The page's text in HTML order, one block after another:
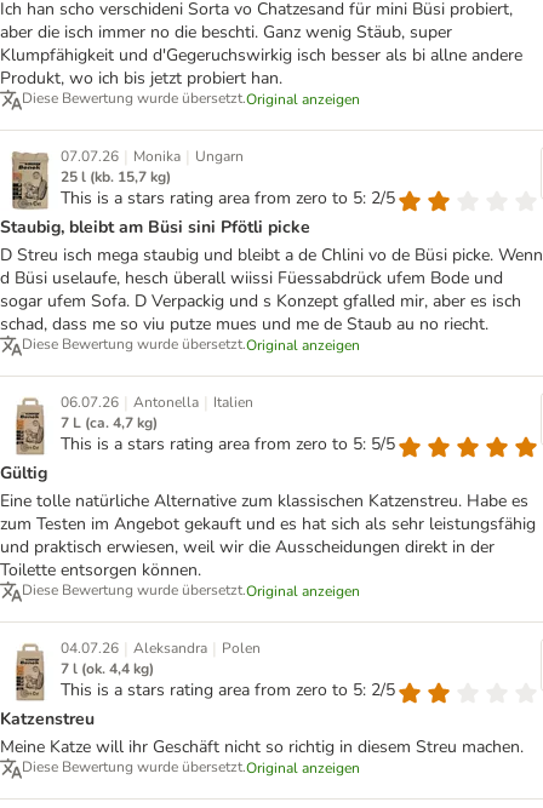
Ich han scho verschideni Sorta vo Chatzesand für mini Büsi probiert,
aber die isch immer no die beschti. Ganz wenig Stäub, super
Klumpfähigkeit und d'Gegeruchswirkig isch besser als bi allne andere
Produkt, wo ich bis jetzt probiert han.
Diese Bewertung wurde übersetzt.Original anzeigen
07.07.26 | Monika | Ungarn
25 l (kb. 15,7 kg)
This is a stars rating area from zero to 5: 2/5
Staubig, bleibt am Büsi sini Pfötli picke
D Streu isch mega staubig und bleibt a de Chlini vo de Büsi picke. Wenn
d Büsi uselaufe, hesch überall wiissi Füessabdrück ufem Bode und
sogar ufem Sofa. D Verpackig und s Konzept gfalled mir, aber es isch
schad, dass me so viu putze mues und me de Staub au no riecht.
Diese Bewertung wurde übersetzt.Original anzeigen
06.07.26 | Antonella | Italien
7 L (ca. 4,7 kg)
This is a stars rating area from zero to 5: 5/5
Gültig
Eine tolle natürliche Alternative zum klassischen Katzenstreu. Habe es
zum Testen im Angebot gekauft und es hat sich als sehr leistungsfähig
und praktisch erwiesen, weil wir die Ausscheidungen direkt in der
Toilette entsorgen können.
Diese Bewertung wurde übersetzt.Original anzeigen
04.07.26 | Aleksandra | Polen
7 l (ok. 4,4 kg)
This is a stars rating area from zero to 5: 2/5
Katzenstreu
Meine Katze will ihr Geschäft nicht so richtig in diesem Streu machen.
Diese Bewertung wurde übersetzt.Original anzeigen